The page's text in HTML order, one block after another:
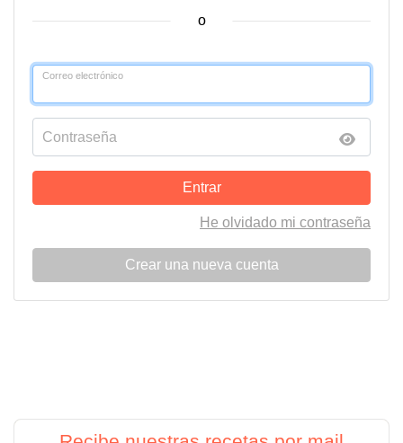
o
Correo electrónico
Contraseña
Entrar
He olvidado mi contraseña
Crear una nueva cuenta